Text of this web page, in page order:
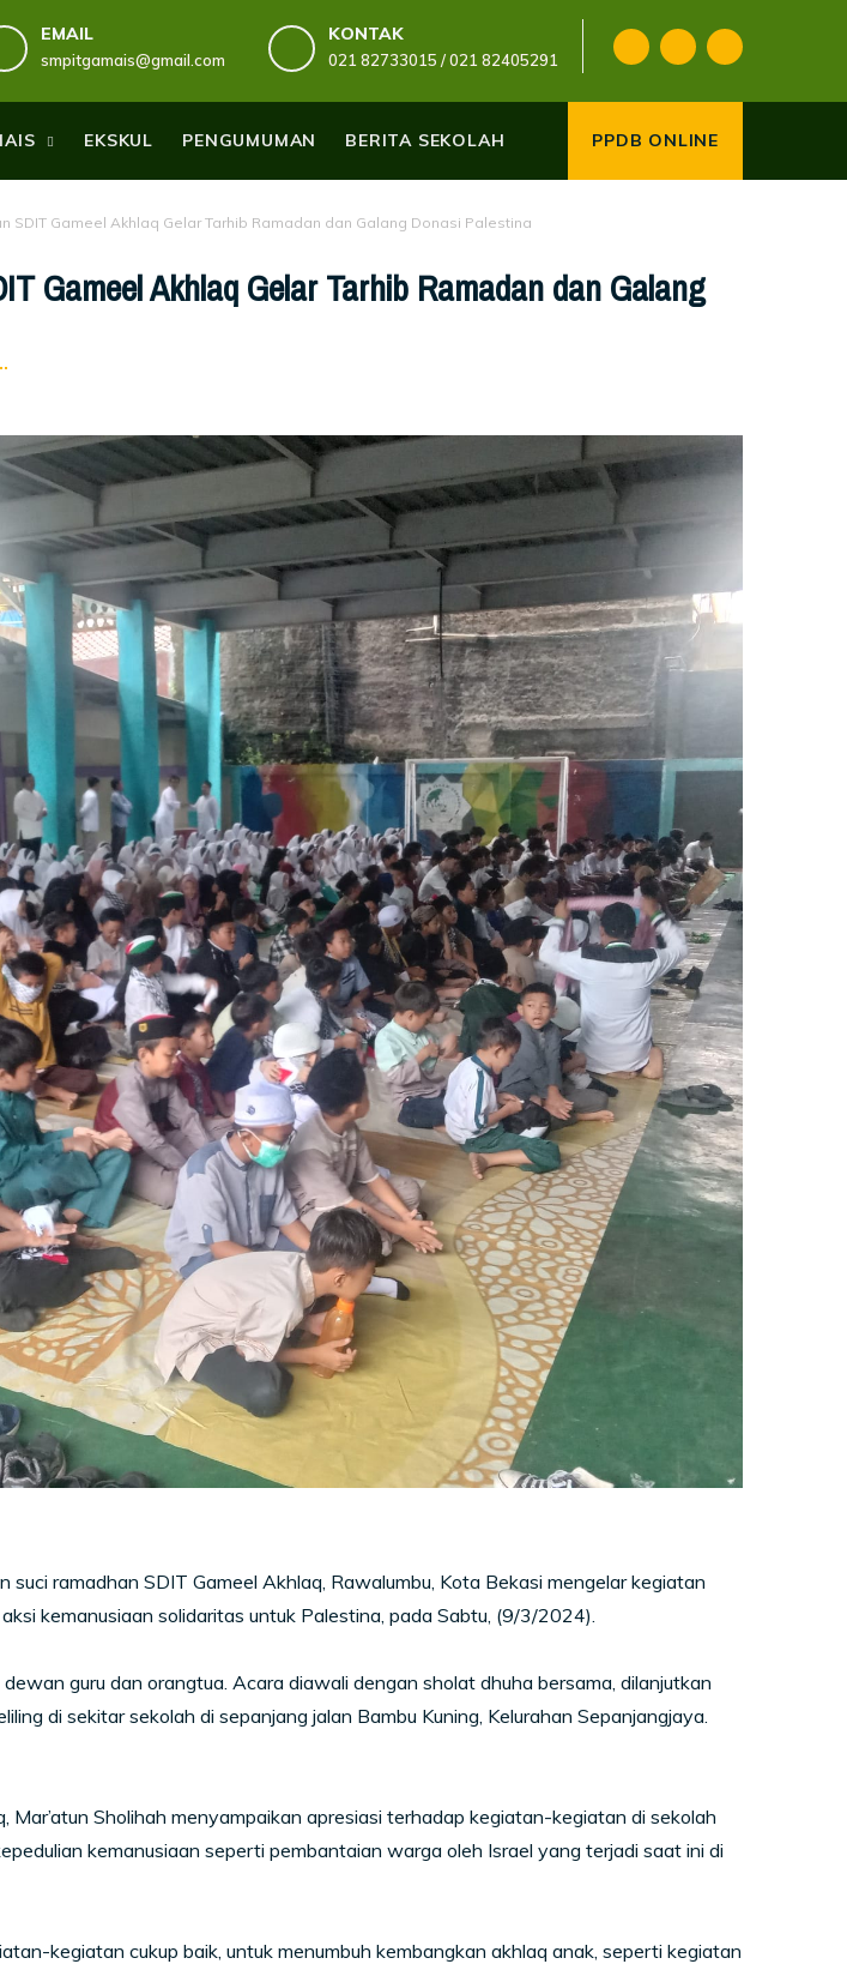
EMAIL
smpitgamais@gmail.com
KONTAK
021 82733015 / 021 82405291
EKSKUL PENGUMUMAN BERITA SEKOLAH PPDB ONLINE
SDIT Gameel Akhlaq Gelar Tarhib Ramadan dan Galang Donasi Palestina
Gameel Akhlaq Gelar Tarhib Ramadan dan Galang
suci ramadhan SDIT Gameel Akhlaq, Rawalumbu, Kota Bekasi mengelar kegiatan
kemanusiaan solidaritas untuk Palestina, pada Sabtu, (9/3/2024).
guru dan orangtua. Acara diawali dengan sholat dhuha bersama, dilanjutkan
di sekitar sekolah di sepanjang jalan Bambu Kuning, Kelurahan Sepanjangjaya.
Mar’atun Sholihah menyampaikan apresiasi terhadap kegiatan-kegiatan di sekolah
kemanusiaan seperti pembantaian warga oleh Israel yang terjadi saat ini di
kegiatan cukup baik, untuk menumbuh kembangkan akhlaq anak, seperti kegiatan